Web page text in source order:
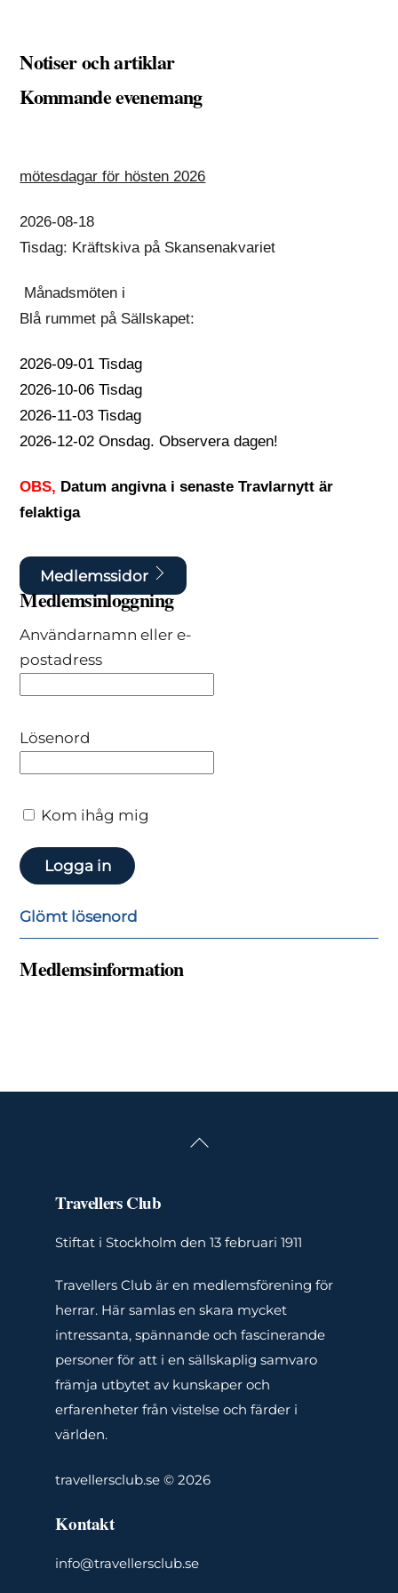
Notiser och artiklar
Kommande evenemang
mötesdagar för hösten 2026
2026-08-18
Tisdag: Kräftskiva på Skansenakvariet
Månadsmöten i
Blå rummet på Sällskapet:
2026-09-01 Tisdag
2026-10-06 Tisdag
2026-11-03 Tisdag
2026-12-02 Onsdag. Observera dagen!
OBS, Datum angivna i senaste Travlarnytt är
felaktiga
Medlemssidor
Medlemsinloggning
Användarnamn eller e-
postadress
Lösenord
Kom ihåg mig
Glömt lösenord
Medlemsinformation
Back
Travellers Club
Stiftat i Stockholm den 13 februari 1911
Travellers Club är en medlemsförening för
herrar. Här samlas en skara mycket
intressanta, spännande och fascinerande
personer för att i en sällskaplig samvaro
främja utbytet av kunskaper och
erfarenheter från vistelse och färder i
världen.
travellersclub.se ©2026
Kontakt
info@travellersclub.se